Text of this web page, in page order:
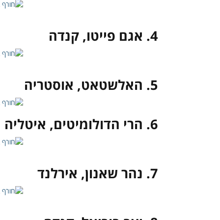
4. אגם פייטו, קנדה
5. האלשטאט, אוסטריה
6. הרי הדולומיטים, איטליה
7. נהר שאנון, אירלנד